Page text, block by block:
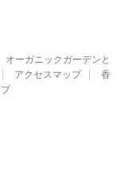
オーガニックガーデンと
アクセスマップ
香